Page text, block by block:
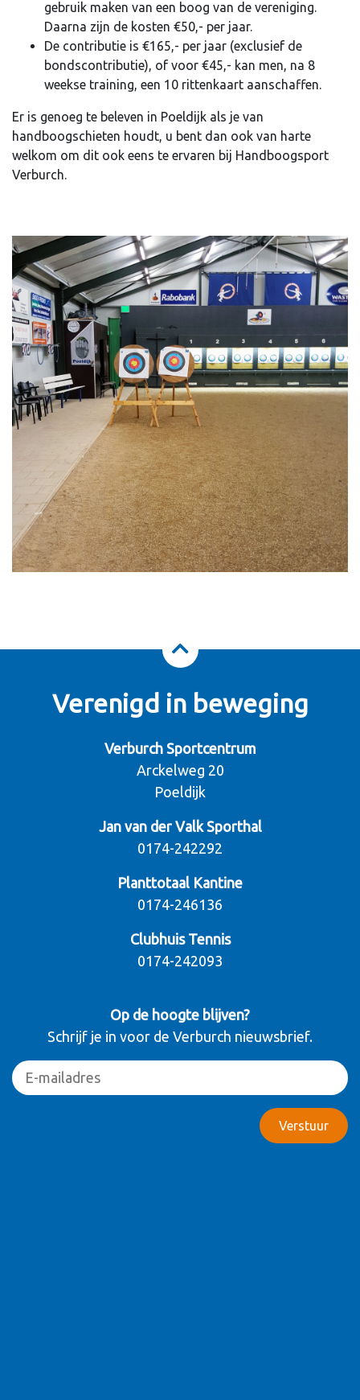
gebruik maken van een boog van de vereniging.
Daarna zijn de kosten €50,- per jaar.
De contributie is €165,- per jaar (exclusief de
bondscontributie), of voor €45,- kan men, na 8
weekse training, een 10 rittenkaart aanschaffen.
Er is genoeg te beleven in Poeldijk als je van
handboogschieten houdt, u bent dan ook van harte
welkom om dit ook eens te ervaren bij Handboogsport
Verburch.
Verenigd in beweging
Verburch Sportcentrum
Arckelweg 20
Poeldijk
Jan van der Valk Sporthal
0174-242292
Planttotaal Kantine
0174-246136
Clubhuis Tennis
0174-242093
Op de hoogte blijven?
Schrijf je in voor de Verburch nieuwsbrief.